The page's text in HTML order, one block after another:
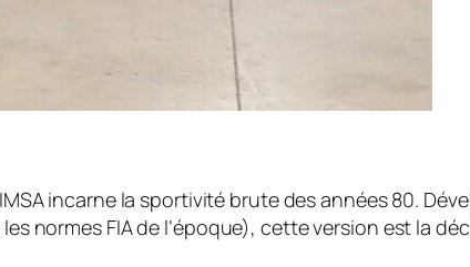
incarne la sportivité brute des années 80.
normes FIA de l’époque), cette version est la